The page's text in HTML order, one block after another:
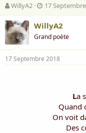
A
u
t
e
u
r
d
e
WillyA2
D
a
t
d
e
d
é
17
WillyA2
Grand poète
17 Septembre 2018
La
Quand
On voit
Des